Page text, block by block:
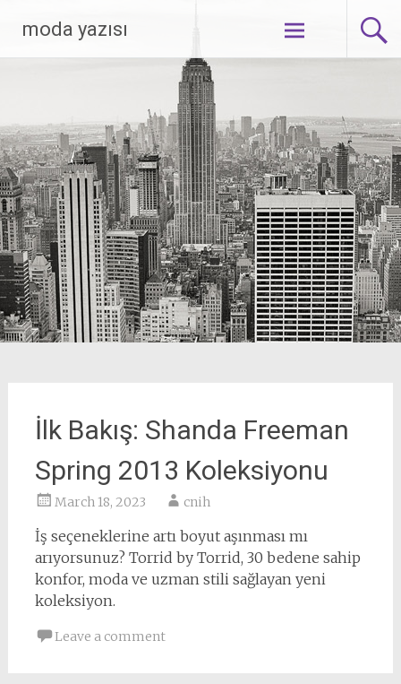
content
moda yazısı
İlk Bakış: Shanda Freeman
Spring 2013 Koleksiyonu
March 18, 2023 cnih
İş seçeneklerine artı boyut aşınması mı
arıyorsunuz? Torrid by Torrid, 30 bedene sahip
konfor, moda ve uzman stili sağlayan yeni
koleksiyon.
Leave a comment